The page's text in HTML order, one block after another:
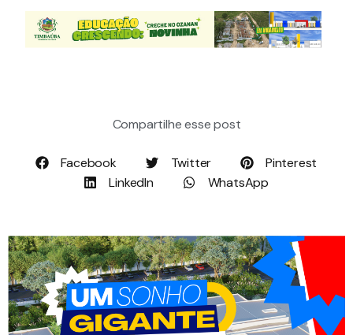
Compartilhe esse post
Facebook Twitter
Pinterest
LinkedIn
WhatsApp